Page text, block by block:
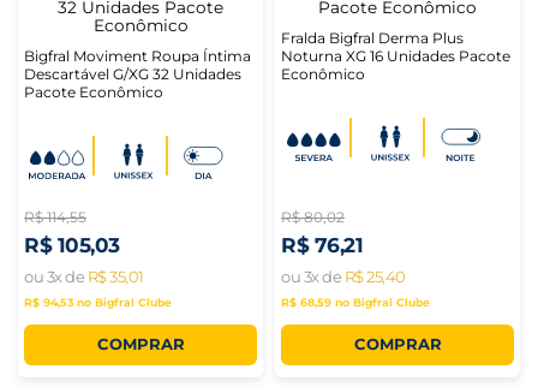
Bigfral Moviment Roupa Íntima
Descartável G/XG 32 Unidades
Pacote Econômico
R$ 114,55
R$ 105,03
ou3x de R$35,01
R$ 94,53 no Bigfral Clube
COMPRAR
Fralda Bigfral Derma Plus
Noturna XG 16 Unidades Pacote
Econômico
R$ 80,02
R$ 76,21
ou3x de R$25,40
R$ 68,59 no Bigfral Clube
COMPRAR